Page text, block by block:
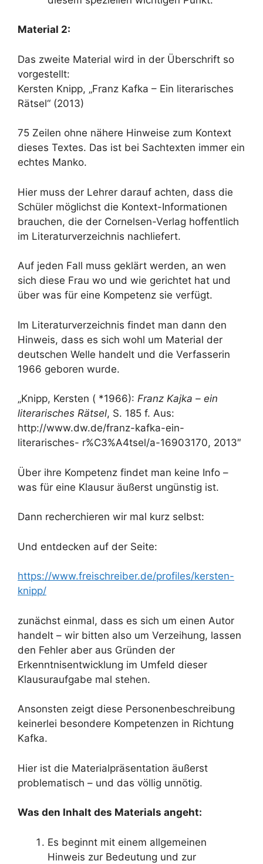
Material 2:
Das zweite Material wird in der Überschrift so
vorgestellt:
Kersten Knipp, „Franz Kafka – Ein literarisches
Rätsel“ (2013)
75 Zeilen ohne nähere Hinweise zum Kontext
dieses Textes. Das ist bei Sachtexten immer ein
echtes Manko.
Hier muss der Lehrer darauf achten, dass die
Schüler möglichst die Kontext-Informationen
brauchen, die der Cornelsen-Verlag hoffentlich
im Literaturverzeichnis nachliefert.
Auf jeden Fall muss geklärt werden, an wen
sich diese Frau wo und wie gerichtet hat und
über was für eine Kompetenz sie verfügt.
Im Literaturverzeichnis findet man dann den
Hinweis, dass es sich wohl um Material der
deutschen Welle handelt und die Verfasserin
1966 geboren wurde.
„Knipp, Kersten ( *1966): Franz Kajka – ein
literarisches Rätsel, S. 185 f. Aus:
http://www.dw.de/franz-kafka-ein-
literarisches- r%C3%A4tsel/a-16903170, 2013″
Über ihre Kompetenz findet man keine Info –
was für eine Klausur äußerst ungünstig ist.
Dann recherchieren wir mal kurz selbst:
Und entdecken auf der Seite:
https://www.freischreiber.de/profiles/kersten-
knipp/
zunächst einmal, dass es sich um einen Autor
handelt – wir bitten also um Verzeihung, lassen
den Fehler aber aus Gründen der
Erkenntnisentwicklung im Umfeld dieser
Klausuraufgabe mal stehen.
Ansonsten zeigt diese Personenbeschreibung
keinerlei besondere Kompetenzen in Richtung
Kafka.
Hier ist die Materialpräsentation äußerst
problematisch – und das völlig unnötig.
Was den Inhalt des Materials angeht:
Es beginnt mit einem allgemeinen
Hinweis zur Bedeutung und zur